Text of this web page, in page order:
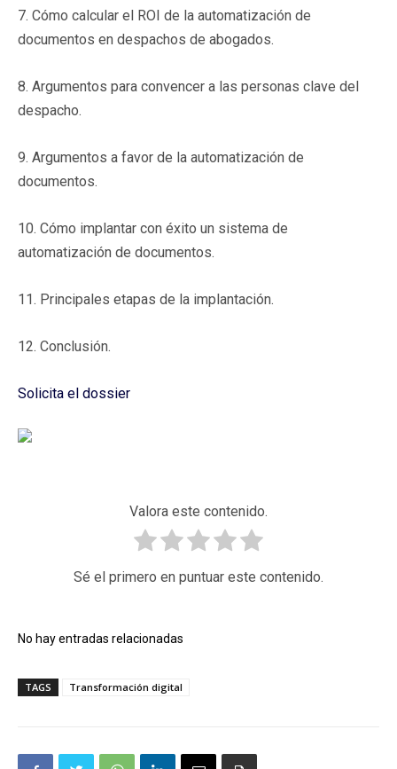
7. Cómo calcular el ROI de la automatización de
documentos en despachos de abogados.
8. Argumentos para convencer a las personas clave del
despacho.
9. Argumentos a favor de la automatización de
documentos.
10. Cómo implantar con éxito un sistema de
automatización de documentos.
11. Principales etapas de la implantación.
12. Conclusión.
Solicita el dossier
Valora este contenido.
Sé el primero en puntuar este contenido.
No hay entradas relacionadas
TAGS Transformación digital